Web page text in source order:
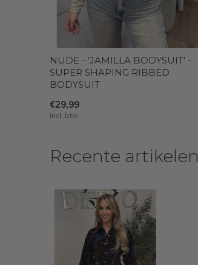
NUDE - 'JAMILLA BODYSUIT' -
SUPER SHAPING RIBBED
BODYSUIT
€29,99
Incl. btw
Recente artikelen